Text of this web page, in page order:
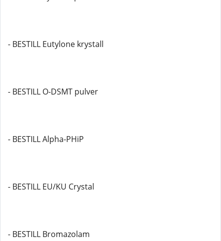
- BESTILL Eutylone krystall
- BESTILL O-DSMT pulver
- BESTILL Alpha-PHiP
- BESTILL EU/KU Crystal
- BESTILL Bromazolam